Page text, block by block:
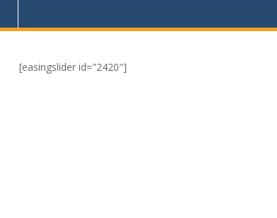
[easingslider id="2420"]